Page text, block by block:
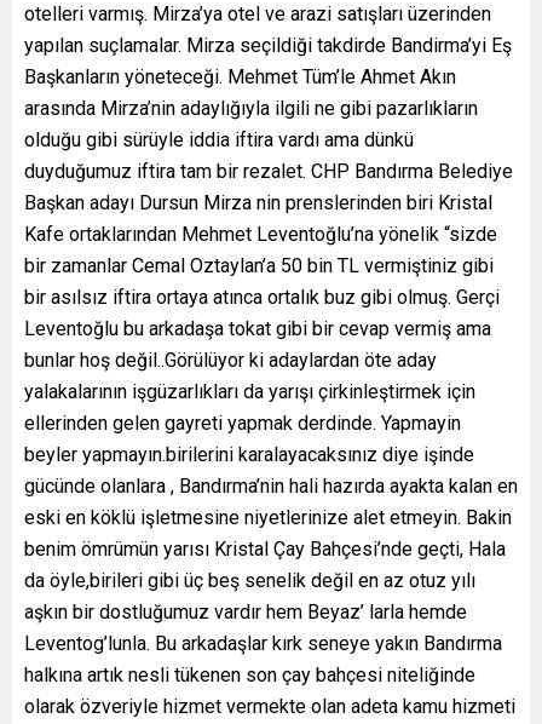
otelleri varmış. Mirza’ya otel ve arazi satışları üzerinden
yapılan suçlamalar. Mirza seçildiği takdirde Bandirma’yi Eş
Başkanların yöneteceği. Mehmet Tüm’le Ahmet Akın
arasında Mirza’nin adaylığıyla ilgili ne gibi pazarlıkların
olduğu gibi sürüyle iddia iftira vardı ama dünkü
duyduğumuz iftira tam bir rezalet. CHP Bandırma Belediye
Başkan adayı Dursun Mirza nin prenslerinden biri Kristal
Kafe ortaklarından Mehmet Leventoğlu’na yönelik “sizde
bir zamanlar Cemal Oztaylan’a 50 bin TL vermiştiniz gibi
bir asılsız iftira ortaya atınca ortalık buz gibi olmuş. Gerçi
Leventoğlu bu arkadaşa tokat gibi bir cevap vermiş ama
bunlar hoş değil..Görülüyor ki adaylardan öte aday
yalakalarının işgüzarlıkları da yarışı çirkinleştirmek için
ellerinden gelen gayreti yapmak derdinde. Yapmayin
beyler yapmayın.birilerini karalayacaksınız diye işinde
gücünde olanlara , Bandırma’nin hali hazırda ayakta kalan en
eski en köklü işletmesine niyetlerinize alet etmeyin. Bakin
benim ömrümün yarısı Kristal Çay Bahçesi’nde geçti, Hala
da öyle,birileri gibi üç beş senelik değil en az otuz yılı
aşkın bir dostluğumuz vardır hem Beyaz’ larla hemde
Leventog’lunla. Bu arkadaşlar kırk seneye yakın Bandırma
halkına artık nesli tükenen son çay bahçesi niteliğinde
olarak özveriyle hizmet vermekte olan adeta kamu hizmeti